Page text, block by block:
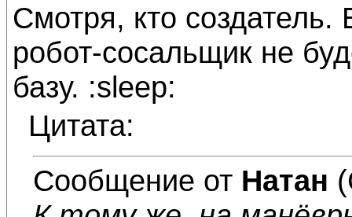
Смотря, кто
робот-сосальщик не
базу. :sleep:
Цитата:
Сообщение от Натан